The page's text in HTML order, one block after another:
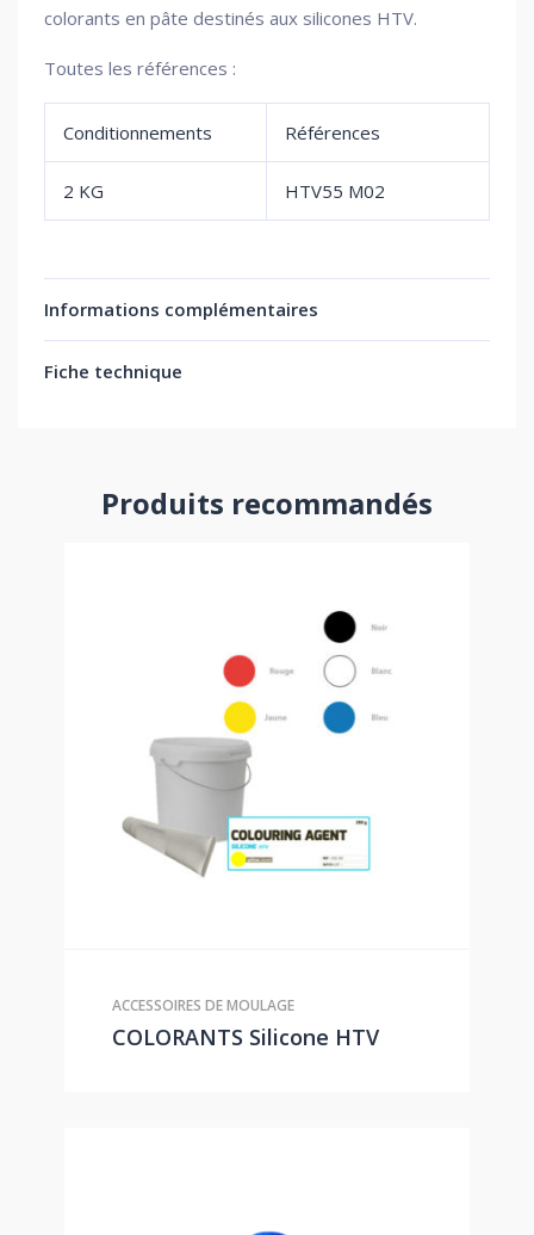
colorants en pâte destinés aux silicones HTV.
Toutes les références :
Conditionnements Références
2 KG HTV55 M02
Informations complémentaires
Fiche technique
Produits recommandés
ACCESSOIRES DE MOULAGE
COLORANTS Silicone HTV